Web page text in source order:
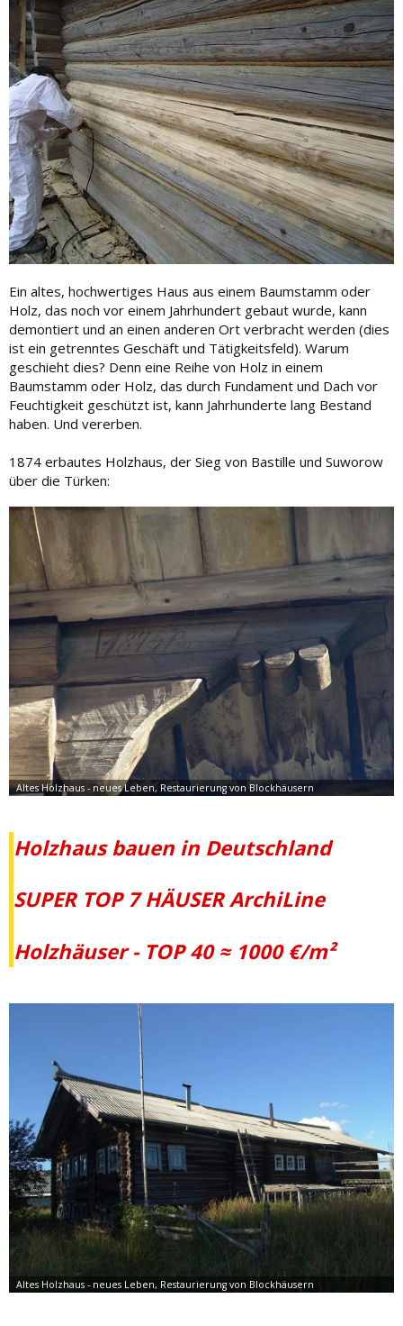
Ein altes, hochwertiges Haus aus einem Baumstamm oder
Holz, das noch vor einem Jahrhundert gebaut wurde, kann
demontiert und an einen anderen Ort verbracht werden (dies
ist ein getrenntes Geschäft und Tätigkeitsfeld). Warum
geschieht dies? Denn eine Reihe von Holz in einem
Baumstamm oder Holz, das durch Fundament und Dach vor
Feuchtigkeit geschützt ist, kann Jahrhunderte lang Bestand
haben. Und vererben.
1874 erbautes Holzhaus, der Sieg von Bastille und Suworow
über die Türken:
Holzhaus bauen in Deutschland
SUPER TOP 7 HÄUSER ArchiLine
Holzhäuser - TOP 40 ≈ 1000 €/m²